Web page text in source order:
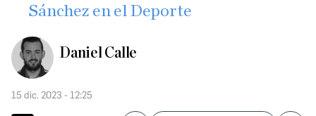
Sánchez en el Deporte
Daniel Calle
15 dic. 2023 - 12:25